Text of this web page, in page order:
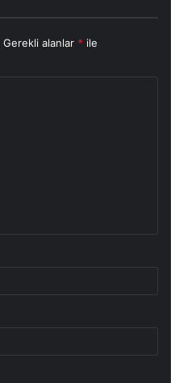
Gerekli alanlar * ile